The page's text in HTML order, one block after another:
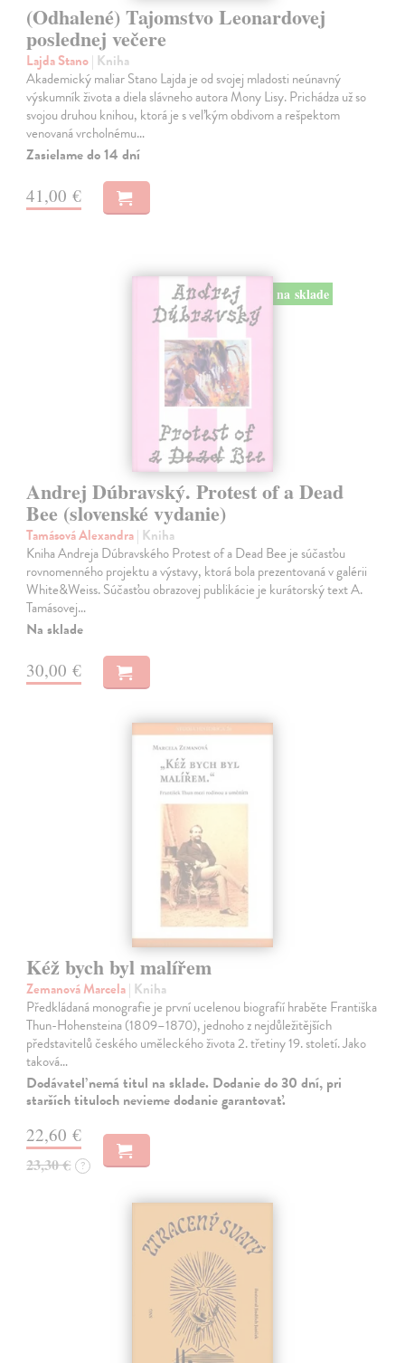
(Odhalené) Tajomstvo Leonardovej
poslednej večere
Lajda Stano| Kniha
Akademický maliar Stano Lajda je od svojej mladosti neúnavný
výskumník života a diela slávneho autora Mony Lisy. Prichádza už so
svojou druhou knihou, ktorá je s veľkým obdivom a rešpektom
venovaná vrcholnému…
Zasielame do 14 dní
41,00 €
na sklade
Andrej Dúbravský. Protest of a Dead
Bee (slovenské vydanie)
Tamásová Alexandra| Kniha
Kniha Andreja Dúbravského Protest of a Dead Bee je súčasťou
rovnomenného projektu a výstavy, ktorá bola prezentovaná v galérii
White&Weiss. Súčasťou obrazovej publikácie je kurátorský text A.
Tamásovej…
Na sklade
30,00 €
Kéž bych byl malířem
Zemanová Marcela| Kniha
Předkládaná monografie je první ucelenou biografií hraběte Františka
Thun-Hohensteina (1809–1870), jednoho z nejdůležitějších
představitelů českého uměleckého života 2. třetiny 19. století. Jako
taková…
Dodávateľ nemá titul na sklade. Dodanie do 30 dní, pri
starších tituloch nevieme dodanie garantovať.
22,60 €
23,30 € ?